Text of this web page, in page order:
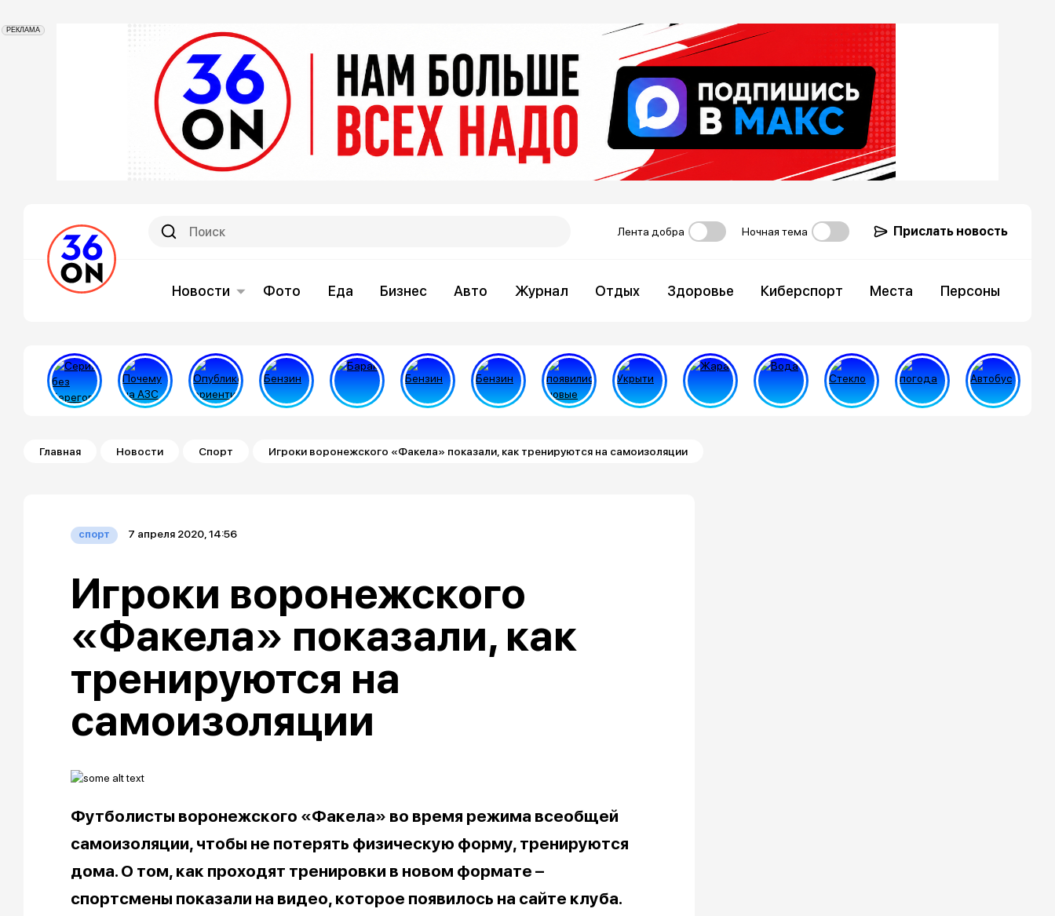
РЕКЛАМА
Лента добра Ночная тема Прислать новость
Новости Фото Еда Бизнес Авто Журнал Отдых Здоровье Киберспорт Места Персоны
Строка навигации
Главная Новости Спорт Игроки воронежского «Факела» показали, как тренируются на самоизоляции
спорт 7 апреля 2020, 14:56
Игроки воронежского
«Факела» показали, как
тренируются на
самоизоляции
Футболисты воронежского «Факела» во время режима всеобщей
самоизоляции, чтобы не потерять физическую форму, тренируются
дома. О том, как проходят тренировки в новом формате –
спортсмены показали на видео, которое появилось на сайте клуба.